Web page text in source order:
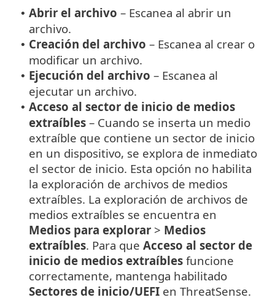
• Abrir el archivo – Escanea al abrir un
archivo.
• Creación del archivo – Escanea al crear o
modificar un archivo.
• Ejecución del archivo – Escanea al
ejecutar un archivo.
• Acceso al sector de inicio de medios
extraíbles – Cuando se inserta un medio
extraíble que contiene un sector de inicio
en un dispositivo, se explora de inmediato
el sector de inicio. Esta opción no habilita
la exploración de archivos de medios
extraíbles. La exploración de archivos de
medios extraíbles se encuentra en
Medios para explorar > Medios
extraíbles. Para que Acceso al sector de
inicio de medios extraíbles funcione
correctamente, mantenga habilitado
Sectores de inicio/UEFI en ThreatSense.